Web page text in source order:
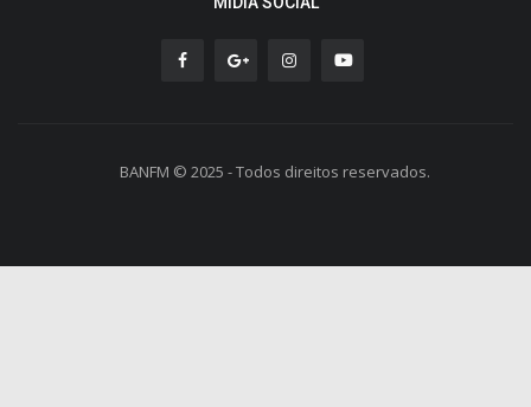
BANFM © 2025 - Todos direitos reservados.